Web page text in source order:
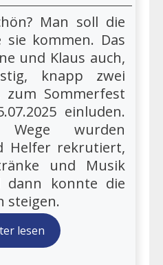
Man soll die
sie kommen. Das
und Klaus auch,
knapp zwei
zum Sommerfest
einluden.
wurden
Helfer rekrutiert,
und Musik
dann konnte die
steigen.
lesen